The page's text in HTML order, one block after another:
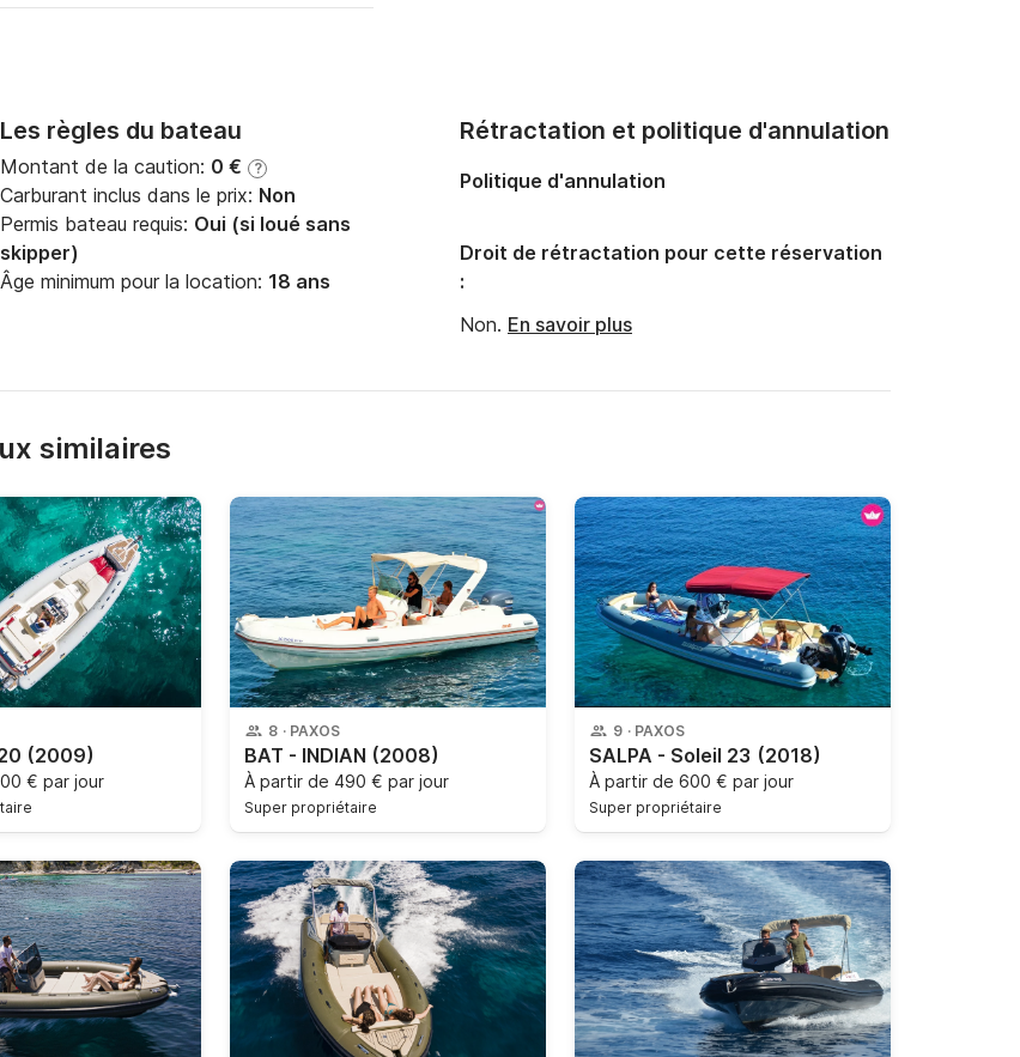
Les règles du bateau
Montant de la caution: 0 € ?
Carburant inclus dans le prix: Non
Permis bateau requis: Oui (si loué sans
skipper)
Âge minimum pour la location: 18 ans
Rétractation et politique d'annulation
Politique d'annulation
Droit de rétractation pour cette réservation
:
Non. En savoir plus
similaires
(2009)
€ par jour
8 · PAXOS
BAT - INDIAN (2008)
À partir de 490 € par jour
Super propriétaire
9 · PAXOS
SALPA - Soleil 23 (2018)
À partir de 600 € par jour
Super propriétaire